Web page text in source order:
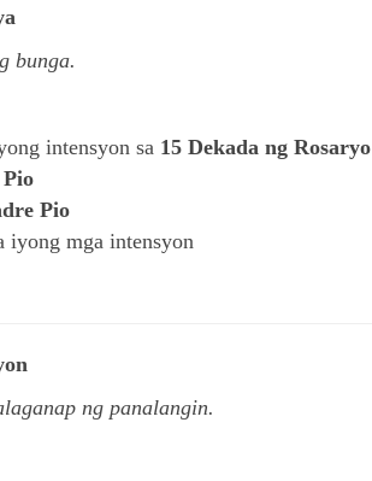
bunga.
intensyon sa 15 Dekada ng Rosaryo
Pio
iyong mga intensyon
ng panalangin.